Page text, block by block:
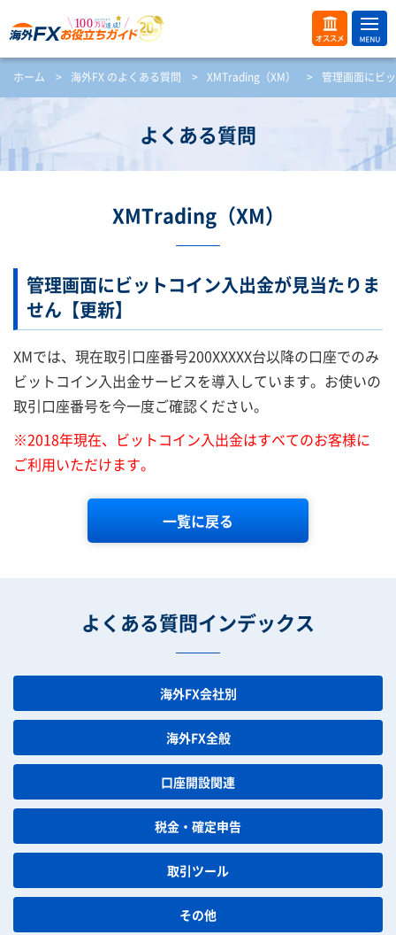
オス
スメ
ME
NU
開
ホーム > 海外FX のよくある質問 > XMTrading（XM） > 管理画面にビ
よくある質問
XMTrading（XM）
管理画面にビットコイン入出金が見当たりま
せん【更新】
XMでは、現在取引口座番号200XXXXX台以降の口座でのみ
ビットコイン入出金サービスを導入しています。お使いの
取引口座番号を今一度ご確認ください。
※2018年現在、ビットコイン入出金はすべてのお客様に
ご利用いただけます。
一覧に戻る
よくある質問インデックス
海外FX会社別
海外FX全般
口座開設関連
税金・確定申告
取引ツール
その他